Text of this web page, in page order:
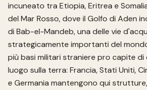
incuneato tra Etiopia, Eritrea e
del Mar Rosso, dove il Golfo di Aden
di Bab-el-Mandeb, una delle vie
strategicamente importanti del
più basi militari straniere pro capite di
luogo sulla terra: Francia, Stati Uniti,
e Germania mantengono qui